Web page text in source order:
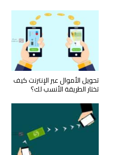
تحويل الأموال عبر الإنترنت كيف
تختار الطريقة الأنسب لك؟